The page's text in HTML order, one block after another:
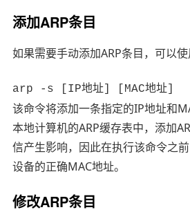
添加ARP条目
如果需要手动添加ARP条目，可以使
arp -s [IP地址] [MAC地址]
该命令将添加一条指定的IP地址和
本地计算机的ARP缓存表中，添加
信产生影响，因此在执行该命令之
设备的正确MAC地址。
修改ARP条目